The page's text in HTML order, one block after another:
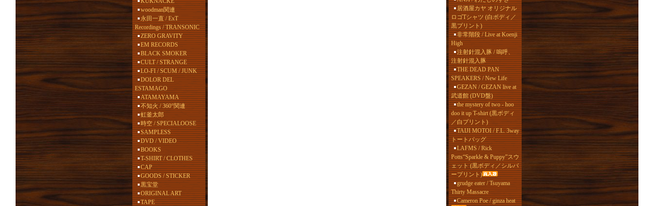
woodman関連
永田一直 / ExT
Recordings / TRANSONIC
ZERO GRAVITY
EM RECORDS
BLACK SMOKER
CULT / STRANGE
LO-FI / SCUM / JUNK
DOLOR DEL
ESTAMAGO
ATAMAYAMA
不知火 / 360°関連
虹釜太郎
時空 / SPECIALOOSE
SAMPLESS
DVD / VIDEO
BOOKS
T-SHIRT / CLOTHES
CAP
GOODS / STICKER
黒宝堂
ORIGINAL ART
TAPE
居酒屋カヤ オリジナル
ロゴTシャツ (白ボディ／
黒プリント)
非常階段 / Live at Koenji
High
注射針混入豚 / 嗚呼、
注射針混入豚
THE DEAD PAN
SPEAKERS / New Life
GEZAN / GEZAN live at
武道館 (DVD盤)
the mystery of two - hoo
doo it up T-shirt (黒ボディ
／白プリント)
TAIJI MOTOI / F.L. 3way
トートバッグ
LAFMS / Rick
Potts“Sparkle & Puppy”スウ
ェット (黒ボディ／シルバ
ープリント)
grudge eater / Tsuyama
Thirty Massacre
Cameron Poe / ginza heat